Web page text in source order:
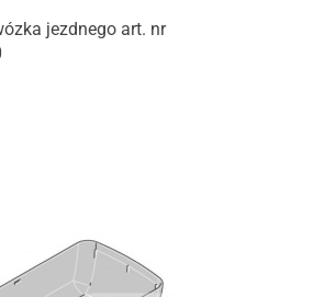
jezdnego art. nr